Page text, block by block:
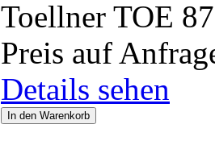
Toellner TOE
Preis auf
Details sehen